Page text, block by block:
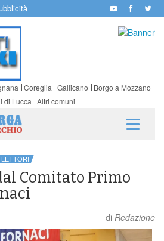
Coreglia Gallicano
Borgo a Mozzano
di Lucca Altri comuni
Comitato Primo
di Redazione